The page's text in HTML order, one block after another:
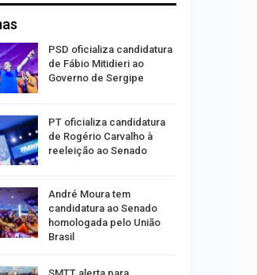
PSD oficializa candidatura
de Fábio Mitidieri ao
Governo de Sergipe
PT oficializa candidatura
de Rogério Carvalho à
reeleição ao Senado
André Moura tem
candidatura ao Senado
homologada pelo União
Brasil